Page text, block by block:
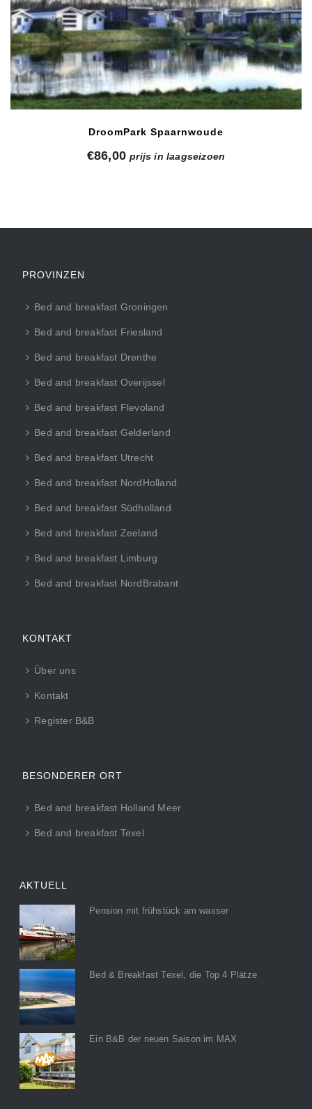
DroomPark Spaarnwoude
€86,00 prijs in laagseizoen
PROVINZEN
Bed and breakfast Groningen
Bed and breakfast Friesland
Bed and breakfast Drenthe
Bed and breakfast Overijssel
Bed and breakfast Flevoland
Bed and breakfast Gelderland
Bed and breakfast Utrecht
Bed and breakfast NordHolland
Bed and breakfast Südholland
Bed and breakfast Zeeland
Bed and breakfast Limburg
Bed and breakfast NordBrabant
KONTAKT
Über uns
Kontakt
Register B&B
BESONDERER ORT
Bed and breakfast Holland Meer
Bed and breakfast Texel
AKTUELL
Pension mit frühstück am wasser
Bed & Breakfast Texel, die Top 4 Plätze
Ein B&B der neuen Saison im MAX